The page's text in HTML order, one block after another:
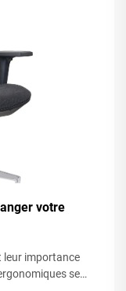
votre
leur importance
se